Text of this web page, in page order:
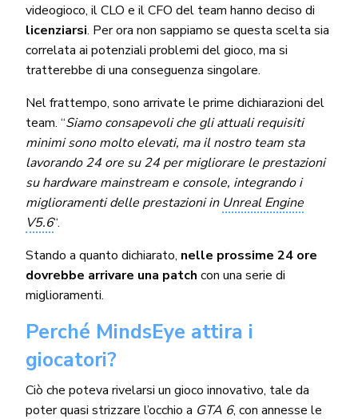
videogioco, il CLO e il CFO del team hanno deciso di
licenziarsi. Per ora non sappiamo se questa scelta sia
correlata ai potenziali problemi del gioco, ma si
tratterebbe di una conseguenza singolare.
Nel frattempo, sono arrivate le prime dichiarazioni del
team. “Siamo consapevoli che gli attuali requisiti
minimi sono molto elevati, ma il nostro team sta
lavorando 24 ore su 24 per migliorare le prestazioni
su hardware mainstream e console, integrando i
miglioramenti delle prestazioni in Unreal Engine
V5.6“.
Stando a quanto dichiarato, nelle prossime 24 ore
dovrebbe arrivare una patch con una serie di
miglioramenti.
Perché MindsEye attira i
giocatori?
Ciò che poteva rivelarsi un gioco innovativo, tale da
poter quasi strizzare l’occhio a GTA 6, con annesse le